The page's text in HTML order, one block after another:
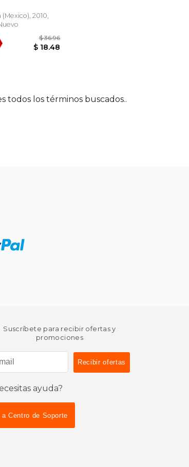
2010,
todos los términos buscados..
Suscríbete para recibir ofertas y
promociones
ayuda?
a Centro de Soporte